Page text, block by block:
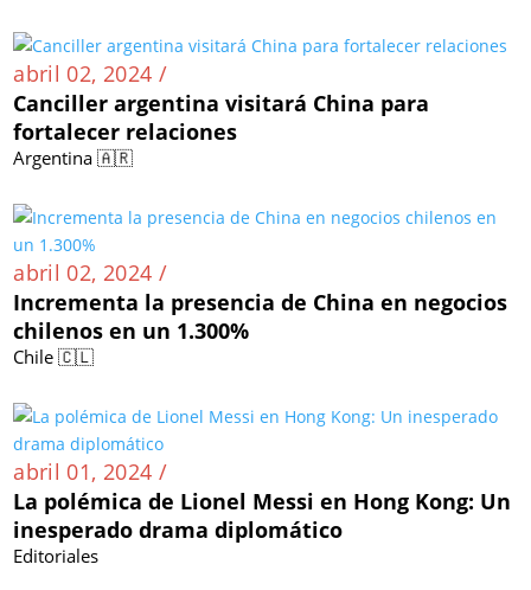
abril 02, 2024 /
Canciller argentina visitará China para
fortalecer relaciones
Argentina 🇦🇷
abril 02, 2024 /
Incrementa la presencia de China en negocios
chilenos en un 1.300%
Chile 🇨🇱
abril 01, 2024 /
La polémica de Lionel Messi en Hong Kong: Un
inesperado drama diplomático
Editoriales